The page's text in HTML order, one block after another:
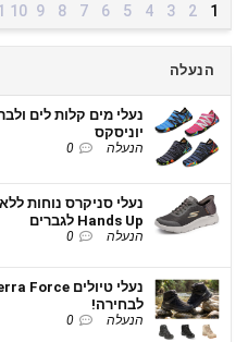
1
2
3
4
5
6
7
8
9
10
הנעלה
יוניסקס
הנעלה 0
Hands Up לגברים
הנעלה 0
לבחירה!
הנעלה 0